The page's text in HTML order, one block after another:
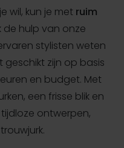
wil, kun je met ruim
de hulp van onze
stylisten weten
geschikt zijn op basis
en budget. Met
een frisse blik en
ontwerpen,